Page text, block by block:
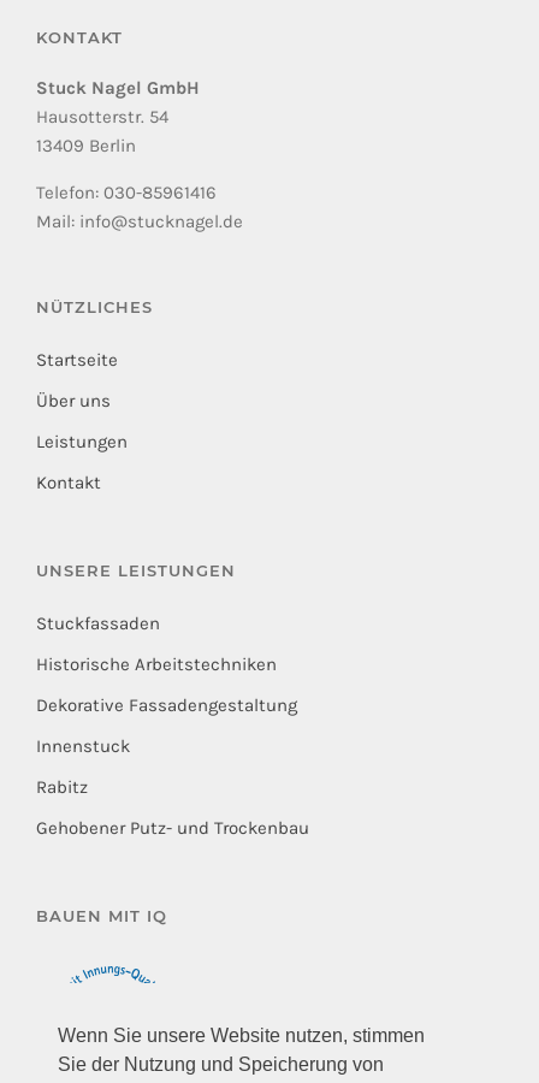
Wenn Sie unsere Website nutzen, stimmen
Sie der Nutzung und Speicherung von
KONTAKT
Stuck Nagel GmbH
Hausotterstr. 54
13409 Berlin
Telefon: 030-85961416
Mail: info@stucknagel.de
NÜTZLICHES
Startseite
Über uns
Leistungen
Kontakt
UNSERE LEISTUNGEN
Stuckfassaden
Historische Arbeitstechniken
Dekorative Fassadengestaltung
Innenstuck
Rabitz
Gehobener Putz- und Trockenbau
BAUEN MIT IQ